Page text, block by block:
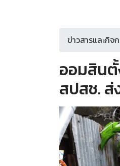
ข่าวสารและกิจ
ออมสินตั้
สปสช. ส่